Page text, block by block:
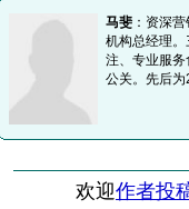
马斐 ：资深
机构总经理
注、专业服
公关。先后
欢迎作者投